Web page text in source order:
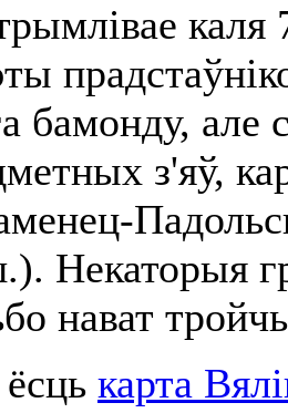
бамонду,
з'яў,
Некаторыя
нават
карта